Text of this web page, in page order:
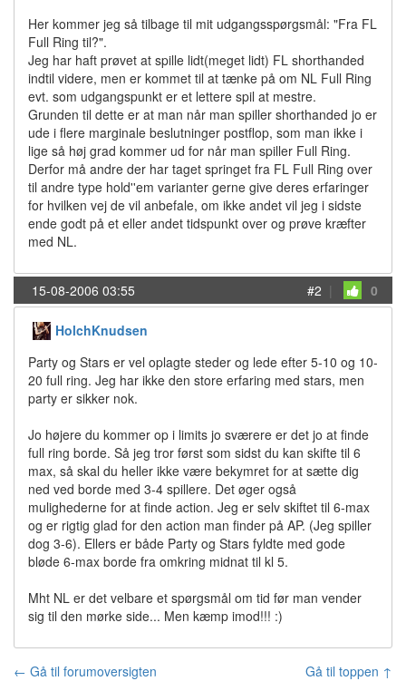
Her kommer jeg så tilbage til mit udgangsspørgsmål: "Fra FL
Full Ring til?".
Jeg har haft prøvet at spille lidt(meget lidt) FL shorthanded
indtil videre, men er kommet til at tænke på om NL Full Ring
evt. som udgangspunkt er et lettere spil at mestre.
Grunden til dette er at man når man spiller shorthanded jo er
ude i flere marginale beslutninger postflop, som man ikke i
lige så høj grad kommer ud for når man spiller Full Ring.
Derfor må andre der har taget springet fra FL Full Ring over
til andre type hold''em varianter gerne give deres erfaringer
for hvilken vej de vil anbefale, om ikke andet vil jeg i sidste
ende godt på et eller andet tidspunkt over og prøve kræfter
med NL.
15-08-2006 03:55 #2 | 0
HolchKnudsen
Party og Stars er vel oplagte steder og lede efter 5-10 og 10-
20 full ring. Jeg har ikke den store erfaring med stars, men
party er sikker nok.
Jo højere du kommer op i limits jo sværere er det jo at finde
full ring borde. Så jeg tror først som sidst du kan skifte til 6
max, så skal du heller ikke være bekymret for at sætte dig
ned ved borde med 3-4 spillere. Det øger også
mulighederne for at finde action. Jeg er selv skiftet til 6-max
og er rigtig glad for den action man finder på AP. (Jeg spiller
dog 3-6). Ellers er både Party og Stars fyldte med gode
bløde 6-max borde fra omkring midnat til kl 5.
Mht NL er det velbare et spørgsmål om tid før man vender
sig til den mørke side... Men kæmp imod!!! :)
← Gå til forumoversigten
Gå til toppen ↑